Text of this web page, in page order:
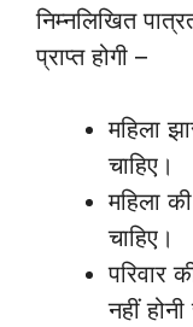
निम्नलिखित
प्राप्त होगी –
महिला
चाहिए।
महिला
चाहिए।
परिवार
नहीं होनी